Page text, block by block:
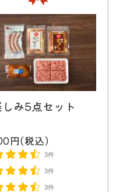
み5点セット
円(税込)
3件
3件
3件